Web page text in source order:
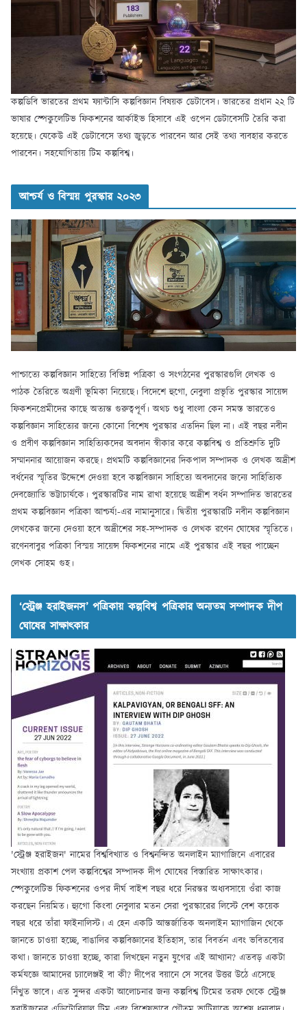
কল্পডিবি ভারতের প্রথম ফ্যান্টাসি কল্পবিজ্ঞান বিষয়ক ডেটাবেস। ভারতের প্রধান ২২ টি
ভাষার স্পেকুলেটিভ ফিকশনের আর্কাইভ হিসাবে এই ওপেন ডেটাবেসটি তৈরি করা
হয়েছে। যেকেউ এই ডেটাবেসে তথ্য জুড়তে পারবেন আর সেই তথ্য ব্যবহার করতে
পারবেন। সহযোগিতায় টিম কল্পবিশ্ব।
আশ্চর্য ও বিস্ময় পুরস্কার ২০২৩
পাশ্চাত্যে কল্পবিজ্ঞান সাহিত্যে বিভিন্ন পত্রিকা ও সংগঠনের পুরস্কারগুলি লেখক ও
পাঠক তৈরিতে অগ্রণী ভূমিকা নিয়েছে। বিদেশে হুগো, নেবুলা প্রভৃতি পুরস্কার সায়েন্স
ফিকশনপ্রেমীদের কাছে অত্যন্ত গুরুত্বপূর্ণ। অথচ শুধু বাংলা কেন সমস্ত ভারতেও
কল্পবিজ্ঞান সাহিত্যের জন্যে কোনো বিশেষ পুরস্কার এতদিন ছিল না। এই বছর নবীন
ও প্রবীণ কল্পবিজ্ঞান সাহিত্যিকদের অবদান স্বীকার করে কল্পবিশ্ব ও প্রতিশ্রুতি দুটি
সম্মাননার আয়োজন করছে। প্রথমটি কল্পবিজ্ঞানের দিকপাল সম্পাদক ও লেখক অদ্রীশ
বর্ধনের স্মৃতির উদ্দেশে দেওয়া হবে কল্পবিজ্ঞান সাহিত্যে অবদানের জন্যে সাহিত্যিক
দেবজ্যোতি ভট্টাচার্যকে। পুরস্কারটির নাম রাখা হয়েছে অদ্রীশ বর্ধন সম্পাদিত ভারতের
প্রথম কল্পবিজ্ঞান পত্রিকা আশ্চর্য!-এর নামানুসারে। দ্বিতীয় পুরস্কারটি নবীন কল্পবিজ্ঞান
লেখকের জন্যে দেওয়া হবে অদ্রীশের সহ-সম্পাদক ও লেখক রণেন ঘোষের স্মৃতিতে।
রণেনবাবুর পত্রিকা বিস্ময় সায়েন্স ফিকশনের নামে এই পুরস্কার এই বছর পাচ্ছেন
লেখক সোহম গুহ।
‘স্ট্রেঞ্জ হরাইজনস’ পত্রিকায় কল্পবিশ্ব পত্রিকার অন্যতম সম্পাদক দীপ
ঘোষের সাক্ষাৎকার
'স্ট্রেঞ্জ হরাইজন' নামের বিশ্ববিখ্যাত ও বিশ্বনন্দিত অনলাইন ম্যাগাজিনে এবারের
সংখ্যায় প্রকাশ পেল কল্পবিশ্বের সম্পাদক দীপ ঘোষের বিস্তারিত সাক্ষাৎকার।
স্পেকুলেটিভ ফিকশনের ওপর দীর্ঘ বাইশ বছর ধরে নিরন্তর অধ্যবসায়ে ওঁরা কাজ
করছেন নিয়মিত। হ্যুগো কিংবা নেবুলার মতন সেরা পুরস্কারের লিস্টে বেশ কয়েক
বছর ধরে তাঁরা ফাইনালিস্ট। এ হেন একটি আন্তর্জাতিক অনলাইন ম্যাগাজিন থেকে
জানতে চাওয়া হচ্ছে, বাঙালির কল্পবিজ্ঞানের ইতিহাস, তার বিবর্তন এবং ভবিতব্যের
কথা। জানতে চাওয়া হচ্ছে, কারা লিখছেন নতুন যুগের এই আখ্যান? এতবড় একটা
কর্মযজ্ঞে আমাদের চ্যালেঞ্জই বা কী? দীপের বয়ানে সে সবের উত্তর উঠে এসেছে
নিঁখুত ভাবে। এত সুন্দর একটা আলোচনার জন্য কল্পবিশ্ব টিমের তরফ থেকে স্ট্রেঞ্জ